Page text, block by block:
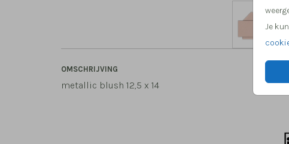
Je
OMSCHRIJVING
metallic blush 12,5 x 14